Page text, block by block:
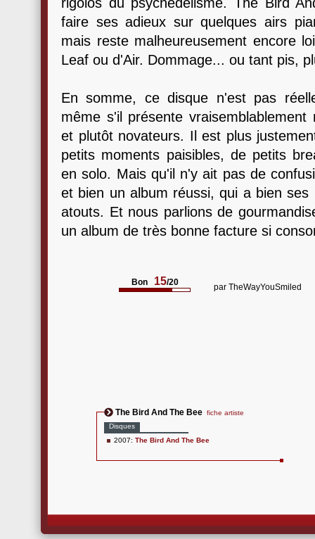
faire ses adieux sur quelques airs
mais reste malheureusement encore
Leaf ou d'Air. Dommage... ou tant pis,
En somme, ce disque n'est pas
même s'il présente
et plutôt novateurs. Il est plus
petits moments paisibles, de petits
en solo. Mais qu'il n'y ait pas de
et bien un album réussi, qui a bien
atouts. Et nous parlions de
un album de très bonne facture si
Bon 15/20 par TheWayYouSmiled
The Bird And The Bee fiche artiste
Disques
2007: The Bird And The Bee